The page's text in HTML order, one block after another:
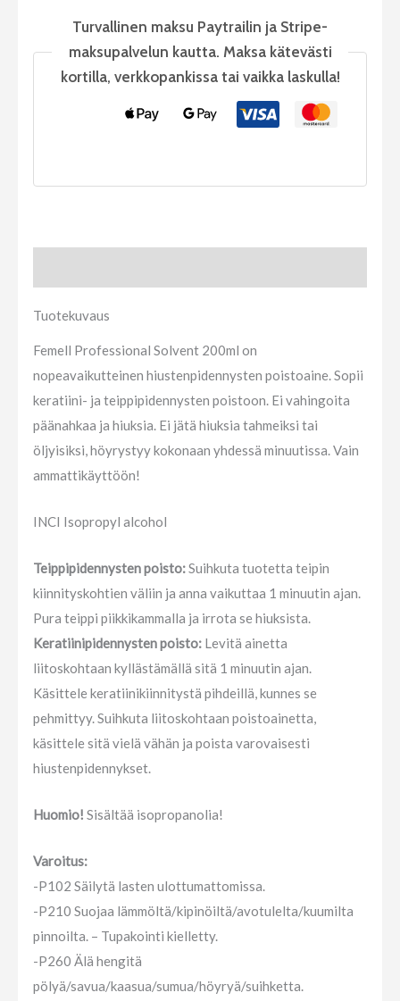
Turvallinen maksu Paytrailin ja Stripe-
maksupalvelun kautta. Maksa kätevästi
kortilla, verkkopankissa tai vaikka laskulla!
Tuotekuvaus
Femell Professional Solvent 200ml on
nopeavaikutteinen hiustenpidennysten poistoaine. Sopii
keratiini- ja teippipidennysten poistoon. Ei vahingoita
päänahkaa ja hiuksia. Ei jätä hiuksia tahmeiksi tai
öljyisiksi, höyrystyy kokonaan yhdessä minuutissa. Vain
ammattikäyttöön!
INCI Isopropyl alcohol
Teippipidennysten poisto:Suihkuta tuotetta teipin
kiinnityskohtien väliin ja anna vaikuttaa 1 minuutin ajan.
Pura teippi piikkikammalla ja irrota se hiuksista.
Keratiinipidennysten poisto: Levitä ainetta
liitoskohtaan kyllästämällä sitä 1 minuutin ajan.
Käsittele keratiinikiinnitystä pihdeillä, kunnes se
pehmittyy. Suihkuta liitoskohtaan poistoainetta,
käsittele sitä vielä vähän ja poista varovaisesti
hiustenpidennykset.
Huomio! Sisältää isopropanolia!
Varoitus:
-P102 Säilytä lasten ulottumattomissa.
-P210 Suojaa lämmöltä/kipinöiltä/avotulelta/kuumilta
pinnoilta. – Tupakointi kielletty.
-P260 Älä hengitä
pölyä/savua/kaasua/sumua/höyryä/suihketta.